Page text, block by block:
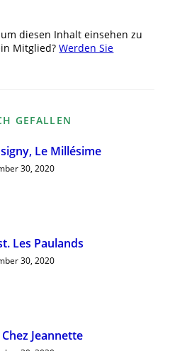
diesen Inhalt einsehen zu
Mitglied?Werden Sie
GEFALLEN
Le Millésime
30, 2020
Les Paulands
30, 2020
Jeannette